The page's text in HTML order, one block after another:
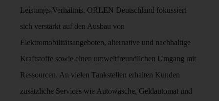
Leistungs-Verhältnis. ORLEN Deutschland fokussiert
sich verstärkt auf den Ausbau von
Elektromobilitätsangeboten, alternative und nachhaltige
Kraftstoffe sowie einen umweltfreundlichen Umgang mit
Ressourcen. An vielen Tankstellen erhalten Kunden
zusätzliche Services wie Autowäsche, Geldautomat und